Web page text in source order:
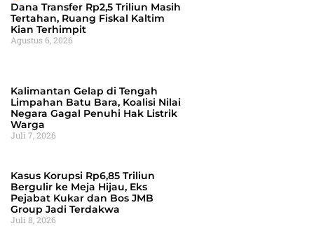
Dana Transfer Rp2,5 Triliun Masih
Tertahan, Ruang Fiskal Kaltim
Kian Terhimpit
Agustus 6, 2026
Kalimantan Gelap di Tengah
Limpahan Batu Bara, Koalisi Nilai
Negara Gagal Penuhi Hak Listrik
Warga
Juli 7, 2026
Kasus Korupsi Rp6,85 Triliun
Bergulir ke Meja Hijau, Eks
Pejabat Kukar dan Bos JMB
Group Jadi Terdakwa
Juli 8, 2026